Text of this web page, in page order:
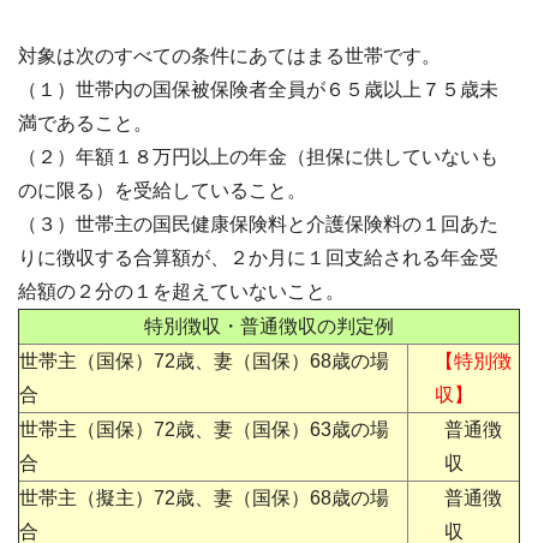
対象は次のすべての条件にあてはまる世帯です。
（１）世帯内の国保被保険者全員が６５歳以上７５歳未
満であること。
（２）年額１８万円以上の年金（担保に供していないも
のに限る）を受給していること。
（３）世帯主の国民健康保険料と介護保険料の１回あた
りに徴収する合算額が、２か月に１回支給される年金受
給額の２分の１を超えていないこと。
特別徴収・普通徴収の判定例
世帯主（国保）72歳、妻（国保）68歳の場
合
【特別徴
収】
世帯主（国保）72歳、妻（国保）63歳の場
合
普通徴
収
世帯主（擬主）72歳、妻（国保）68歳の場
合
普通徴
収